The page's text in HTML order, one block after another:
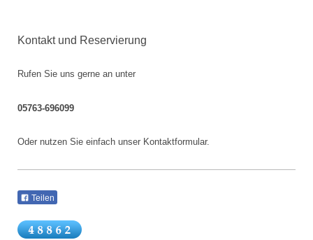
Kontakt und Reservierung
Rufen Sie uns gerne an unter
05763-696099
Oder nutzen Sie einfach unser Kontaktformular.
Teilen